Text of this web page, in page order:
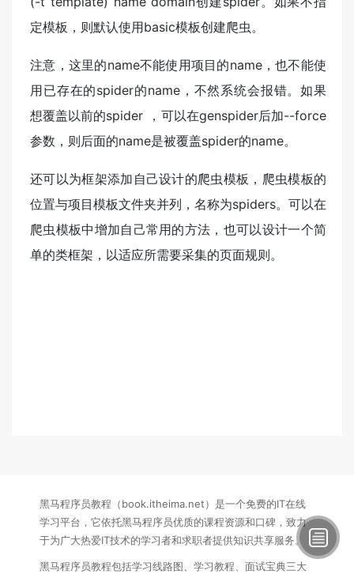
定模板，则默认使用basic模板创建爬虫。
注意，这里的name不能使用项目的name，也不能使
用已存在的spider的name，不然系统会报错。如果
想覆盖以前的spider ，可以在genspider后加--force
参数，则后面的name是被覆盖spider的name。
还可以为框架添加自己设计的爬虫模板，爬虫模板的
位置与项目模板文件夹并列，名称为spiders。可以在
爬虫模板中增加自己常用的方法，也可以设计一个简
单的类框架，以适应所需要采集的页面规则。
黑马程序员教程（book.itheima.net）是一个免费的IT在线
学习平台，它依托黑马程序员优质的课程资源和口碑，致力
于为广大热爱IT技术的学习者和求职者提供知识共享服务。
黑马程序员教程包括学习线路图、学习教程、面试宝典三大